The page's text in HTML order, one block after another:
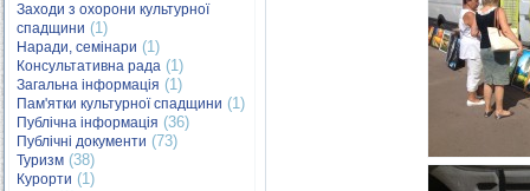
Заходи з охорони культурної
спадщини (1)
Наради, семінари (1)
Консультативна рада (1)
Загальна інформація (1)
Пам'ятки культурної спадщини (1)
Публічна інформація (36)
Публічні документи (73)
Туризм (38)
Курорти (1)